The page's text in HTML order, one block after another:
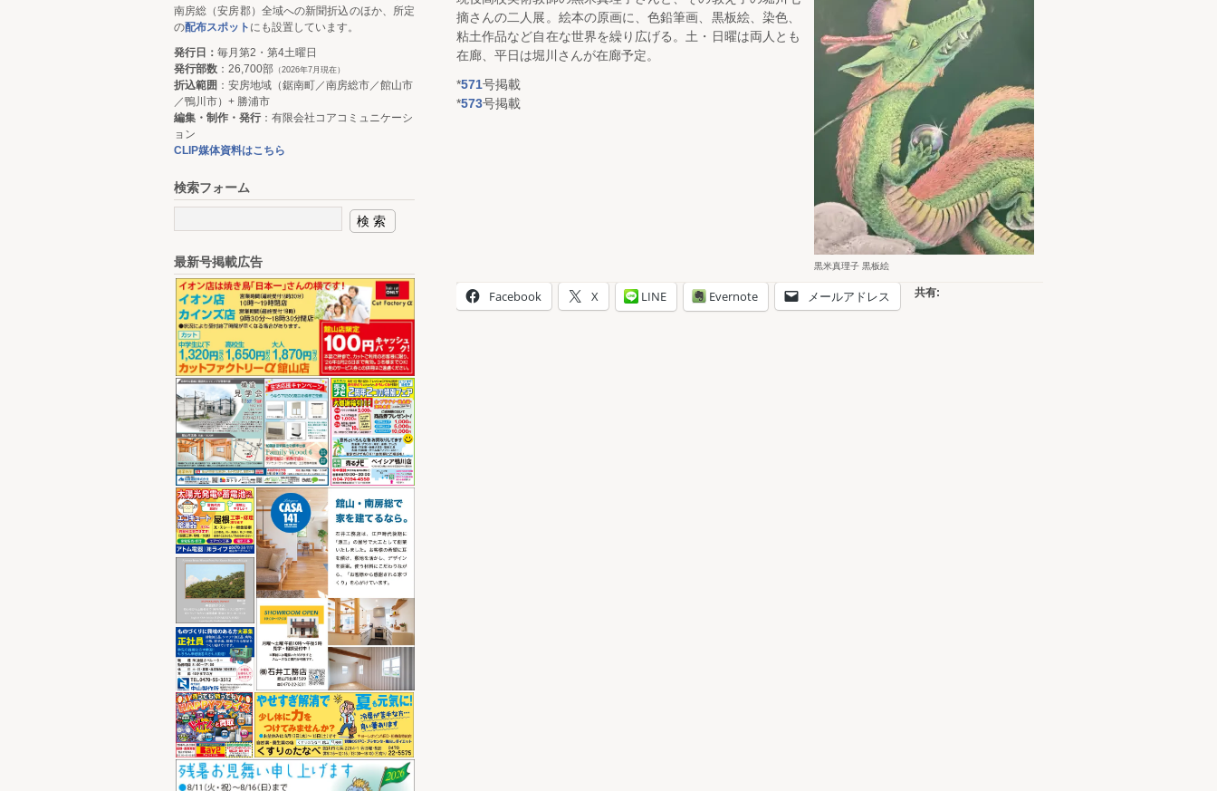
黒米真理子 黒板絵
摘さんの二人展。絵本の原画に、色鉛筆画、黒板絵、染色、
粘土作品など自在な世界を繰り広げる。土・日曜は両人とも
在廊、平日は堀川さんが在廊予定。
*571号掲載
*573号掲載
共有:
Facebook X LINE Evernote メールアドレス
南房総（安房郡）全域への新聞折込のほか、所定
の配布スポット にも設置しています。
発行日： 毎月第2・第4土曜日
発行部数 ：26,700部 （2026年7月現在）
折込範囲 ：安房地域（鋸南町／南房総市／館山市
／鴨川市）+ 勝浦市
編集・制作・発行：有限会社コアコミュニケーシ
ョン
CLIP媒体資料はこちら
検索フォーム
最新号掲載広告